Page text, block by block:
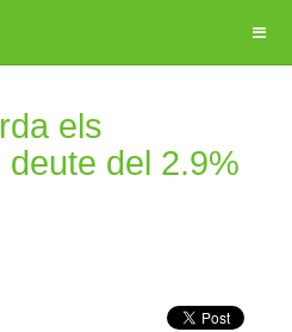
els
del 2.9%